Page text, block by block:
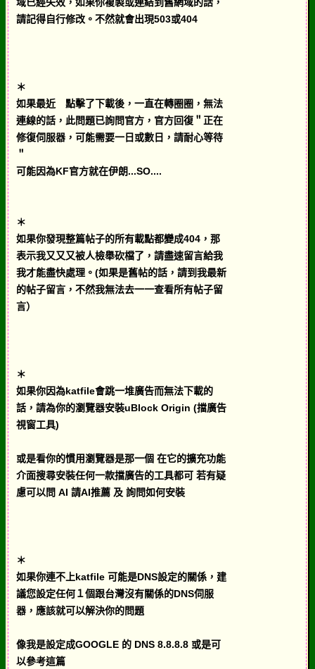
域已經失效，如果你複製或連結到舊網域的話，
請記得自行修改。不然就會出現503或404
＊
如果最近 點擊了下載後，一直在轉圈圈，無法
連線的話，此問題已詢問官方，官方回復＂正在
修復伺服器，可能需要一日或數日，請耐心等待
＂
可能因為KF官方就在伊朗...SO....
＊
如果你發現整篇帖子的所有載點都變成404，那
表示我又又又被人檢舉砍檔了，請盡速留言給我
我才能盡快處理。(如果是舊帖的話，請到我最新
的帖子留言，不然我無法去一一查看所有帖子留
言）
＊
如果你因為katfile會跳一堆廣告而無法下載的
話，請為你的瀏覽器安裝uBlock Origin (擋廣告
視窗工具)
或是看你的慣用瀏覽器是那一個 在它的擴充功能
介面搜尋安裝任何一款擋廣告的工具都可 若有疑
慮可以問 AI 請AI推薦 及 詢問如何安裝
＊
如果你連不上katfile 可能是DNS設定的關係，建
議您設定任何１個跟台灣沒有關係的DNS伺服
器，應該就可以解決你的問題
像我是設定成GOOGLE 的 DNS 8.8.8.8 或是可
以參考這篇